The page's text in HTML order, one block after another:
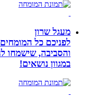
מעגל שרון
לפניכם כל המומחים
והסביבה, שישמחו
במגוון נושאים!